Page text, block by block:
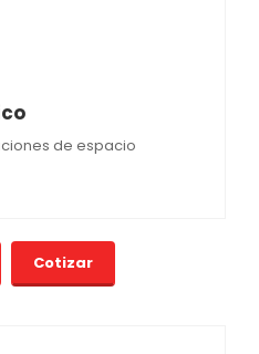
de espacio
Cotizar